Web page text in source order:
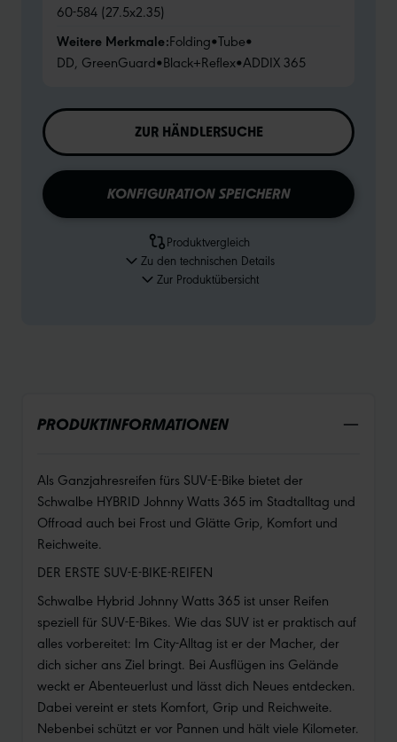
60-584 (27.5x2.35)
Weitere Merkmale:Folding•Tube•
DD, GreenGuard•Black+Reflex•ADDIX 365
ZUR HÄNDLERSUCHE
KONFIGURATION SPEICHERN
Produktvergleich
Zu den technischen Details
Zur Produktübersicht
PRODUKTINFORMATIONEN
Als Ganzjahresreifen fürs SUV-E-Bike bietet der
Schwalbe HYBRID Johnny Watts 365 im Stadtalltag und
Offroad auch bei Frost und Glätte Grip, Komfort und
Reichweite.
DER ERSTE SUV-E-BIKE-REIFEN
Schwalbe Hybrid Johnny Watts 365 ist unser Reifen
speziell für SUV-E-Bikes. Wie das SUV ist er praktisch auf
alles vorbereitet: Im City-Alltag ist er der Macher, der
dich sicher ans Ziel bringt. Bei Ausflügen ins Gelände
weckt er Abenteuerlust und lässt dich Neues entdecken.
Dabei vereint er stets Komfort, Grip und Reichweite.
Nebenbei schützt er vor Pannen und hält viele Kilometer.